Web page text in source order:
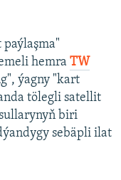
hemra TW
ýagny "kart
tölegli satellit
biri
sebäpli ilat